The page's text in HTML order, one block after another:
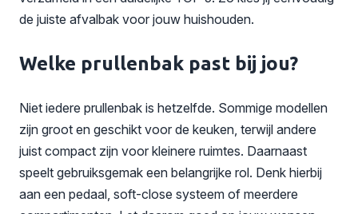
de juiste afvalbak voor jouw huishouden.
Welke prullenbak past bij jou?
Niet iedere prullenbak is hetzelfde. Sommige modellen
zijn groot en geschikt voor de keuken, terwijl andere
juist compact zijn voor kleinere ruimtes. Daarnaast
speelt gebruiksgemak een belangrijke rol. Denk hierbij
aan een pedaal, soft-close systeem of meerdere